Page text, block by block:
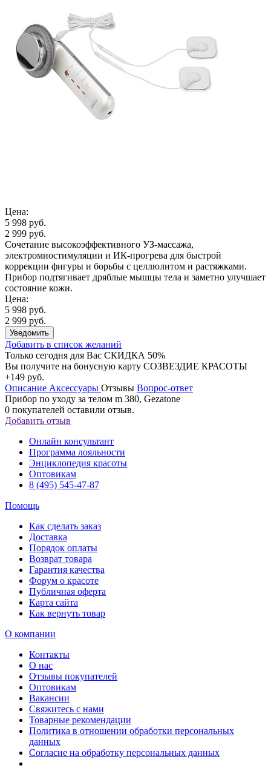
Цена:
5 998 руб.
2 999 руб.
Сочетание высокоэффективного УЗ-массажа,
электромиостимуляции и ИК-прогрева для быстрой
коррекции фигуры и борьбы с целлюлитом и растяжками.
Прибор подтягивает дряблые мышцы тела и заметно улучшает
состояние кожи.
Цена:
5 998 руб.
2 999 руб.
Уведомить
Добавить в список желаний
Только сегодня для Вас СКИДКА 50%
Вы получите на бонусную карту СОЗВЕЗДИЕ КРАСОТЫ
+149 руб.
Описание Аксессуары Отзывы Вопрос-ответ
Прибор по уходу за телом m 380, Gezatone
0 покупателей оставили отзыв.
Добавить отзыв
Онлайн консультант
Программа лояльности
Энциклопедия красоты
Оптовикам
8 (495) 545-47-87
Помощь
Как сделать заказ
Доставка
Порядок оплаты
Возврат товара
Гарантия качества
Форум о красоте
Публичная оферта
Карта сайта
Как вернуть товар
О компании
Контакты
О нас
Отзывы покупателей
Оптовикам
Вакансии
Свяжитесь с нами
Товарные рекомендации
Политика в отношении обработки персональных
данных
Согласие на обработку персональных данных